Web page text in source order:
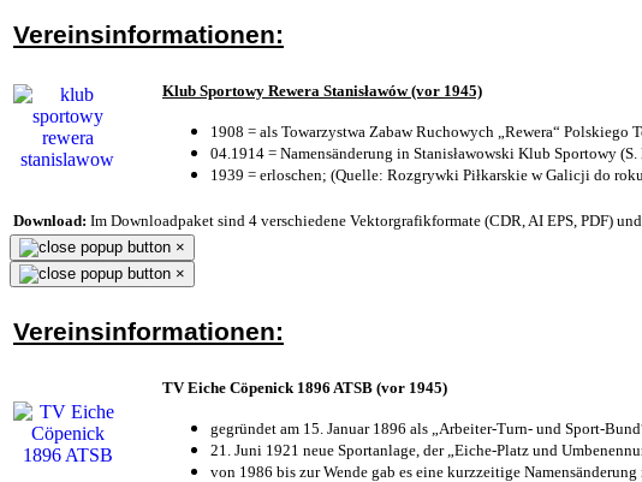
Vereinsinformationen:
Klub Sportowy Rewera Stanisławów (vor 1945)
1908 = als Towarzystwa Zabaw Ruchowych „Rewera“ Polskiego
04.1914 = Namensänderung in Stanisławowski Klub Sportowy (S.
1939 = erloschen; (Quelle: Rozgrywki Piłkarskie w Galicji do
Download: Im Downloadpaket sind 4 verschiedene Vektorgrafikformate (CDR, AI EPS, PDF)
×
×
Vereinsinformationen:
TV Eiche Cöpenick 1896 ATSB (vor 1945)
gegründet am 15. Januar 1896 als „Arbeiter-Turn- und Sport-
21. Juni 1921 neue Sportanlage, der „Eiche-Platz und
von 1986 bis zur Wende gab es eine kurzzeitige